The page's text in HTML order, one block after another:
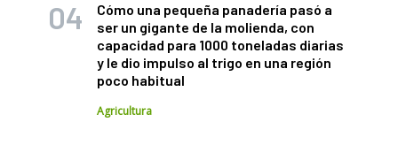
Cómo una pequeña panadería pasó a
ser un gigante de la molienda, con
capacidad para 1000 toneladas diarias
y le dio impulso al trigo en una región
poco habitual
Agricultura